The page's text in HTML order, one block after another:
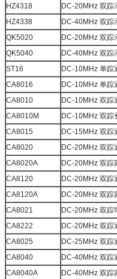
HZ4318
DC-20MHz 双踪
HZ4338
DC-40MHz 双踪
QK5020
DC-20MHz 双踪
QK5040
DC-40MHz 双踪
ST16
DC-10MHz 单踪
CA8016
DC-10MHz 单踪
CA8010
DC-10MHz 双踪
CA8010M
DC-10MHz 双踪
CA8015
DC-15MHz 双踪
CA8020
DC-20MHz 双踪
CA8020A
DC-20MHz 双踪
CA8120
DC-20MHz 双踪
CA8120A
DC-20MHz 双踪
CA8021
DC-20MHz 双踪
CA8222
DC-20MHz 双踪
CA8025
DC-25MHz 双踪
CA8040
DC-40MHz 双踪
CA8040A
DC-40MHz 双踪